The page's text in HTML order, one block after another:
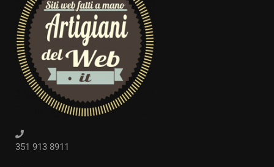
351 913 8911